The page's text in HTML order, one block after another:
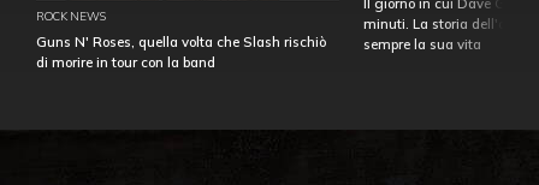
ROCK NEWS
Guns N' Roses, quella volta che Slash rischiò
di morire in tour con la band
Il giorno in cui Dave
minuti. La storia
sempre la sua vita